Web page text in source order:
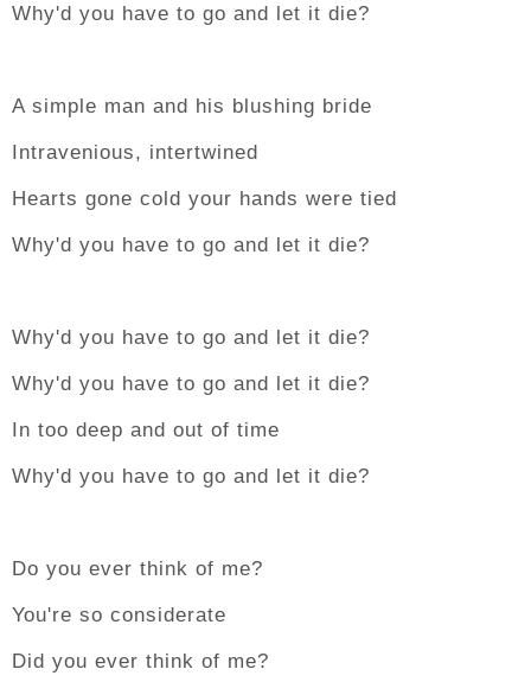
Why'd you have to go and let it die?
A simple man and his blushing bride
Intravenious, intertwined
Hearts gone cold your hands were tied
Why'd you have to go and let it die?
Why'd you have to go and let it die?
Why'd you have to go and let it die?
In too deep and out of time
Why'd you have to go and let it die?
Do you ever think of me?
You're so considerate
Did you ever think of me?